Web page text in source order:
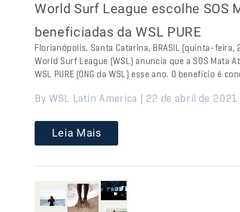
World Surf League escolhe SOS
beneficiadas da WSL PURE
Florianópolis, Santa Catarina, BRASIL (quinta-
World Surf League (WSL) anuncia que a SOS Mata
WSL PURE (ONG da WSL) esse ano. O benefício é
By WSL Latin America | 22 de abril de 2021
Leia Mais